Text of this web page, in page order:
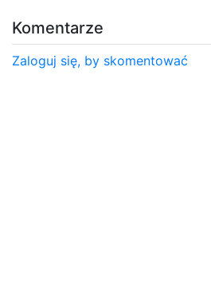
Komentarze
Zaloguj się, by skomentować